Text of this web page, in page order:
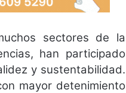
sectores de la
han participado
y sustentabilidad.
mayor detenimiento